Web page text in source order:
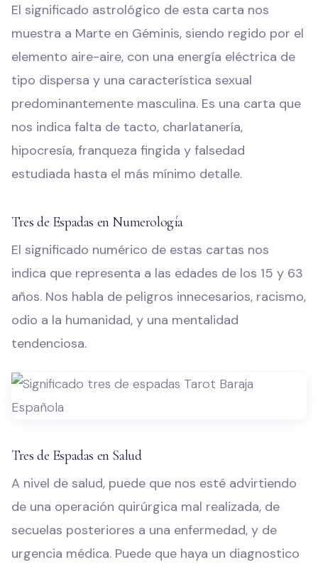
El significado astrológico de esta carta nos
muestra a Marte en Géminis, siendo regido por el
elemento aire-aire, con una energía eléctrica de
tipo dispersa y una característica sexual
predominantemente masculina. Es una carta que
nos indica falta de tacto, charlatanería,
hipocresía, franqueza fingida y falsedad
estudiada hasta el más mínimo detalle.
Tres de Espadas en Numerología
El significado numérico de estas cartas nos
indica que representa a las edades de los 15 y 63
años. Nos habla de peligros innecesarios, racismo,
odio a la humanidad, y una mentalidad
tendenciosa.
Tres de Espadas en Salud
A nivel de salud, puede que nos esté advirtiendo
de una operación quirúrgica mal realizada, de
secuelas posteriores a una enfermedad, y de
urgencia médica. Puede que haya un diagnostico